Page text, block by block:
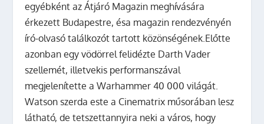
egyébként az Átjáró Magazin meghívására
érkezett Budapestre, ésa magazin rendezvényén
író-olvasó találkozót tartott közönségének.Előtte
azonban egy vödörrel felidézte Darth Vader
szellemét, illetvekis performanszával
megjelenítette a Warhammer 40 000 világát.
Watson szerda este a Cinematrix műsorában lesz
látható, de tetszettannyira neki a város, hogy